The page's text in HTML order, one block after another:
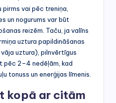
vai pēc treniņa,
un nogurums var būt
reizēm. Taču, ja valīns
uztura papildināšanas
uztura), pilnvērtīgus
pēc 2–4 nedēļām, kad
tonuss un enerģijas līmenis.
kopā ar citām